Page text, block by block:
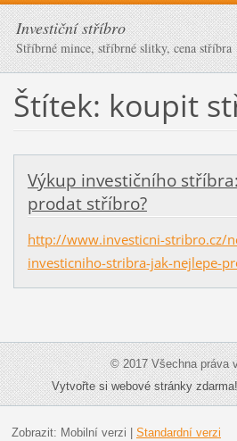
Investiční stříbro
Stříbrné mince, stříbrné slitky, cena stříbra
Štítek: koupit
Výkup investičního
prodat stříbro?
http://www.investicni-stribro.cz/
investicniho-stribra-jak-nejlepe-
© 2017 Všechna práva
Vytvořte si webové stránky zdarma!
Zobrazit: Mobilní verzi Standardní verzi